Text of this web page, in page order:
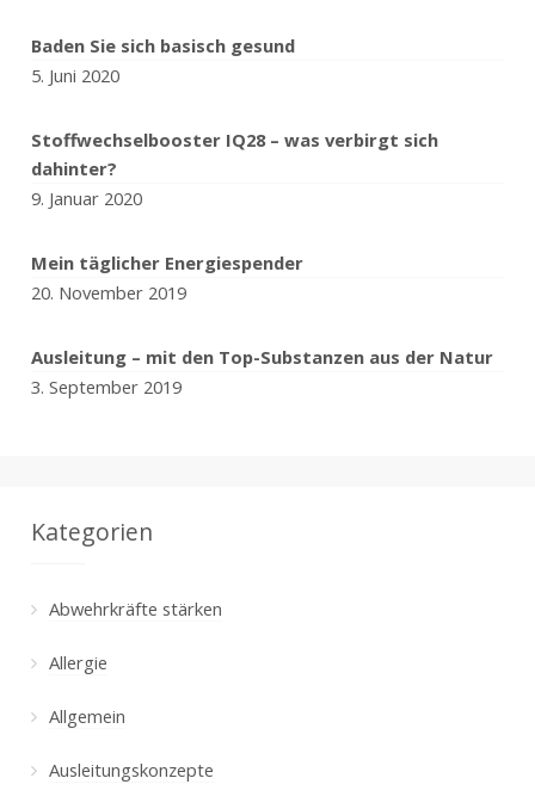
Baden Sie sich basisch gesund
5. Juni 2020
Stoffwechselbooster IQ28 – was verbirgt sich
dahinter?
9. Januar 2020
Mein täglicher Energiespender
20. November 2019
Ausleitung – mit den Top-Substanzen aus der Natur
3. September 2019
Kategorien
Abwehrkräfte stärken
Allergie
Allgemein
Ausleitungskonzepte